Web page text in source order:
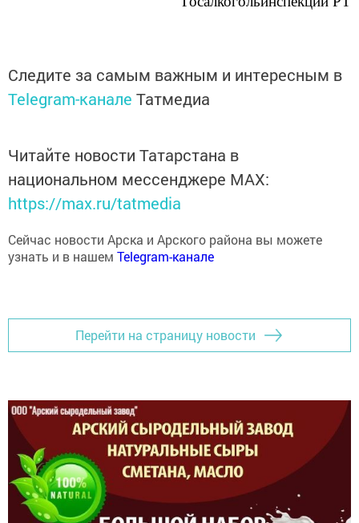
Следите за самым важным и интересным в
Telegram-канале Татмедиа
Читайте новости Татарстана в
национальном мессенджере MАХ:
https://max.ru/tatmedia
Сейчас новости Арска и Арского района вы можете
узнать и в нашем Telegram-канале
Перейти на страницу новости